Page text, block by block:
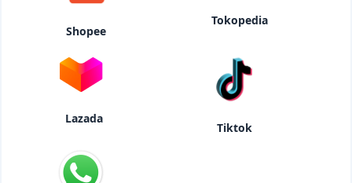
Shopee
Tokopedia
Lazada
Tiktok